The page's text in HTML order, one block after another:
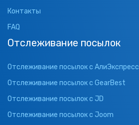
Контакты
FAQ
Отслеживание посылок
Отслеживание посылок с АлиЭкспресс
Отслеживание посылок с GearBest
Отслеживание посылок с JD
Отслеживание посылок с Joom